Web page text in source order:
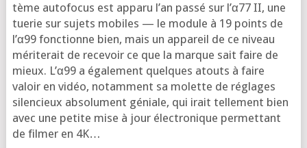
tème auto­fo­cus est appa­ru l’an pas­sé sur l’α77 II, une
tue­rie sur sujets mobiles — le module à 19 points de
l’α99 fonc­tionne bien, mais un appa­reil de ce niveau
méri­te­rait de rece­voir ce que la marque sait faire de
mieux. L’α99 a éga­le­ment quelques atouts à faire
valoir en vidéo, notam­ment sa molette de réglages
silen­cieux abso­lu­ment géniale, qui irait tel­le­ment bien
avec une petite mise à jour élec­tro­nique per­met­tant
de fil­mer en 4K…